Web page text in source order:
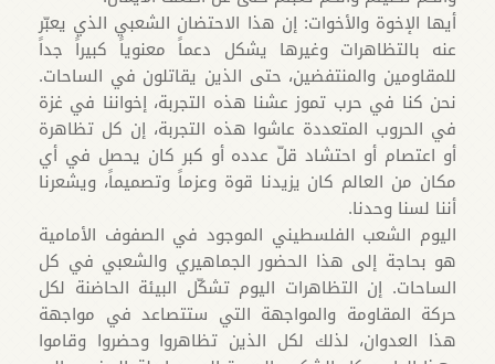
أيها الإخوة والأخوات: إن هذا الاحتضان الشعبي الذي يعبّر
عنه بالتظاهرات وغيرها يشكل دعماً معنوياً كبيراً جداً
للمقاومين والمنتفضين، حتى الذين يقاتلون في الساحات.
نحن كنا في حرب تموز عشنا هذه التجربة، إخواننا في غزة
في الحروب المتعددة عاشوا هذه التجربة، إن كل تظاهرة
أو اعتصام أو احتشاد قلّ عدده أو كبر كان يحصل في أي
مكان من العالم كان يزيدنا قوة وعزماً وتصميماً، ويشعرنا
أننا لسنا وحدنا.
اليوم الشعب الفلسطيني الموجود في الصفوف الأمامية
هو بحاجة إلى هذا الحضور الجماهيري والشعبي في كل
الساحات. إن التظاهرات اليوم تشكّل البيئة الحاضنة لكل
حركة المقاومة والمواجهة التي ستتصاعد في مواجهة
هذا العدوان، لذلك لكل الذين تظاهروا وحضروا وقاموا